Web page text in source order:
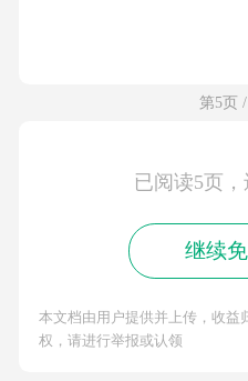
第5页
已阅读5页
继续
本文档由用户提供并上传，收益
权，请进行举报或认领